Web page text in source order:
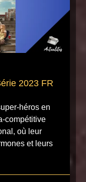
2023 FR
héros en
compétitive
où leur
et leurs